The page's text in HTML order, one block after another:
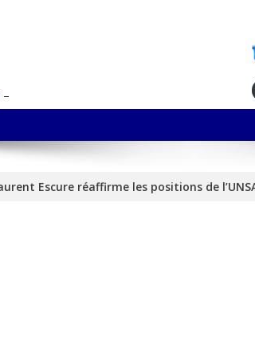
Escure réaffirme les positions de